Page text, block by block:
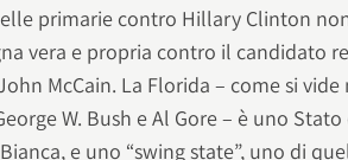
primarie contro Hillary Clinton
vera e propria contro il candidato
McCain. La Florida – come si
W. Bush e Al Gore – è uno
e uno “swing state”, uno di